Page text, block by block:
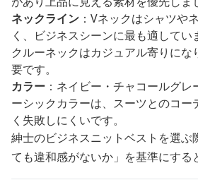
ネックライン ：Vネックはシャツや
く、ビジネスシーンに最も適してい
クルーネックはカジュアル寄りに
要です。
カラー ：ネイビー・チャコールグ
ーシックカラーは、スーツとのコー
く失敗しにくいです。
紳士のビジネスニットベストを選ぶ
ても違和感がないか」を基準にする